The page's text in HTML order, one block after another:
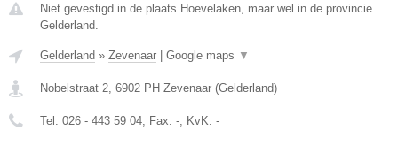
Niet gevestigd in de plaats Hoevelaken, maar wel in de provincie
Gelderland.
Gelderland » Zevenaar Google maps ▼
Nobelstraat 2, 6902 PH Zevenaar (Gelderland)
Tel: 026 - 443 59 04, Fax: -, KvK: -